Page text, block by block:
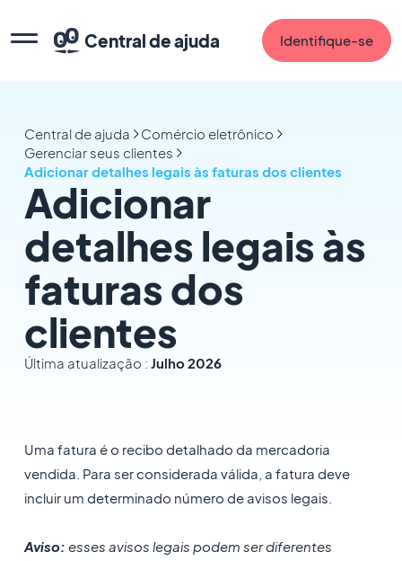
Central de ajuda Identifique-se
Central de ajuda
Comércio eletrônico
Gerenciar seus clientes
Adicionar detalhes legais às faturas dos clientes
Adicionar
detalhes legais às
faturas dos
clientes
Última atualização : Julho 2026
Uma fatura é o recibo detalhado da mercadoria
vendida. Para ser considerada válida, a fatura deve
incluir um determinado número de avisos legais.
Aviso: esses avisos legais podem ser diferentes